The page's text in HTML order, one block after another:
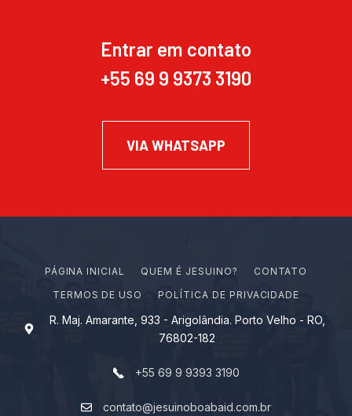
Entrar em contato
+55 69 9 9373 3190
VIA WHATSAPP
PÁGINA INICIAL Q U EM É J ES U I N O?
CONTATO
TERMOS DE USO
POLÍTICA DE PRIVACIDADE
R. Maj. Amarante, 933 - Arigolândia. Porto Velho - RO,
76802-182
+55 69 9 9393 3190
contato@jesuinoboabaid.com.br